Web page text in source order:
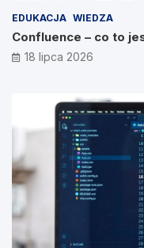
EDUKACJA WIEDZA
Confluence – co to
18 lipca 2026